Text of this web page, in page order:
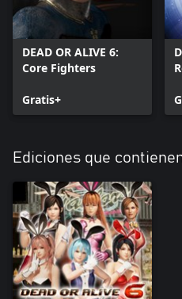
DEAD OR ALIVE 6:
Core Fighters
Gratis+
Ediciones que